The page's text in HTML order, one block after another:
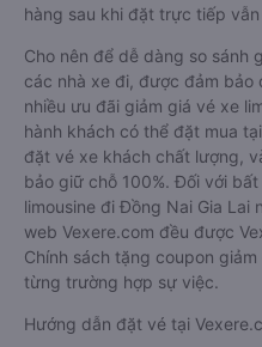
hàng sau khi đặt trực tiếp
Cho nên để dễ dàng so sánh
các nhà xe đi, được đảm bảo
nhiều ưu đãi giảm giá vé xe
hành khách có thể đặt mua
đặt vé xe khách chất lượng,
bảo giữ chỗ 100%. Đối với
limousine đi Đồng Nai Gia Lai
web Vexere.com đều được
Chính sách tặng coupon
từng trường hợp sự việc.
Hướng dẫn đặt vé tại